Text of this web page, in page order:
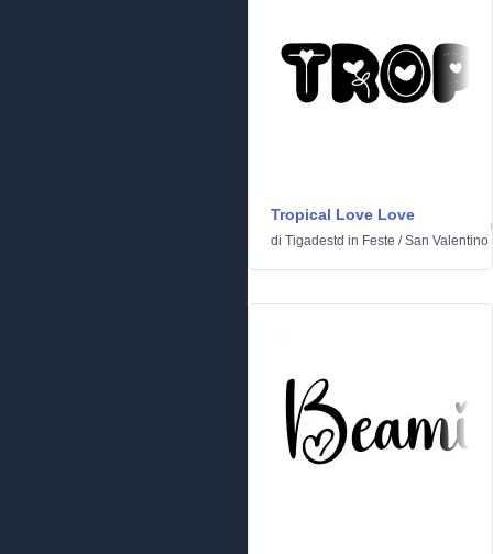
Tropical Love Love
di Tigadestd in Feste /San Valentino